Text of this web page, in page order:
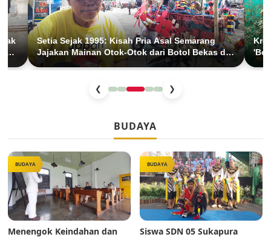
Setia Sejak 1995: Kisah Pria Asal Semarang
Jajakan Mainan Otok-Otok dari Botol Bekas di
BKT Duren Sawit
❮ ❯
BUDAYA
BUDAYA
Menengok Keindahan dan
BUDAYA
Siswa SDN 05 Sukapura